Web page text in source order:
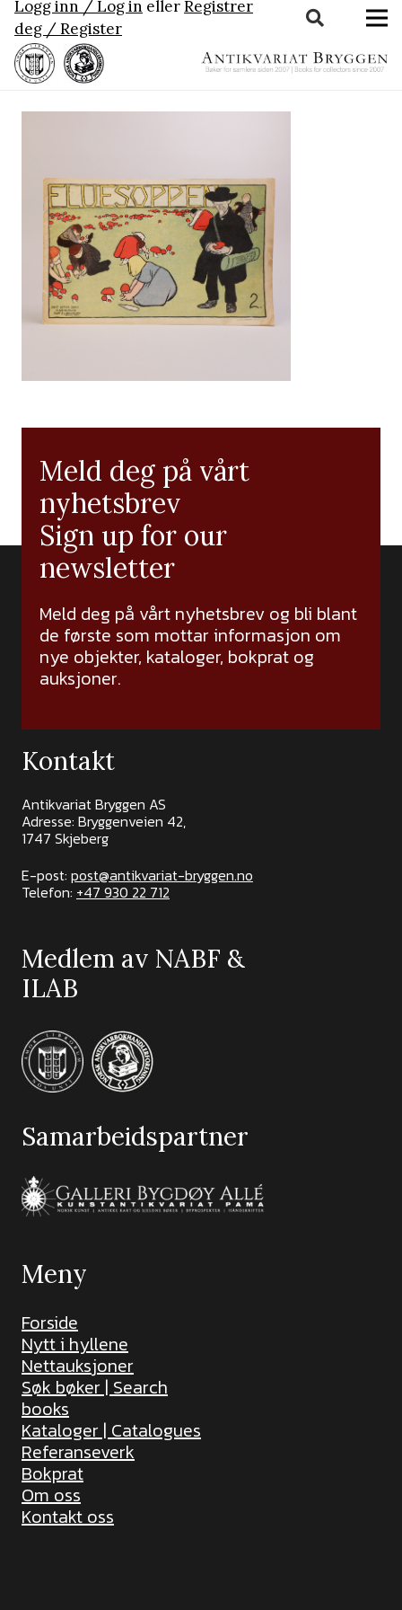
Logg inn / Log in ellerRegistrer
deg / Register
Meld deg på vårt
nyhetsbrev
Sign up for our
newsletter
Meld deg på vårt nyhetsbrev og bli blant
de første som mottar informasjon om
nye objekter, kataloger, bokprat og
auksjoner.
Kontakt
Antikvariat Bryggen AS
Adresse: Bryggenveien 42,
1747 Skjeberg
E-post: post@antikvariat-bryggen.no
Telefon: +47 930 22 712
Medlem av NABF &
ILAB
Samarbeidspartner
Meny
Forside
Nytt i hyllene
Nettauksjoner
Søk bøker | Search
books
Kataloger | Catalogues
Referanseverk
Bokprat
Om oss
Kontakt oss